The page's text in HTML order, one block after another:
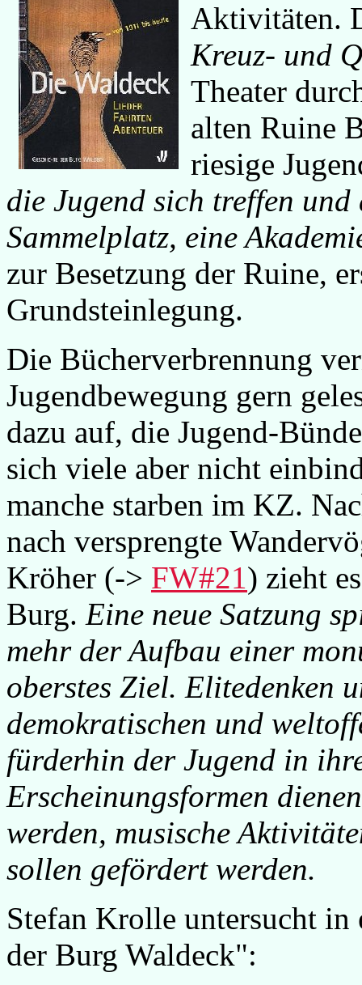
Aktivitäten.
Kreuz- und
Theater
alten Ruine
riesige
die Jugend sich treffen
Sammelplatz, eine
zur Besetzung der Ruine,
Grundsteinlegung.
Die Bücherverbrennung
Jugendbewegung gern
dazu auf, die Jugend-
sich viele aber nicht
manche starben im KZ.
nach versprengte
Kröher (-> FW#21) zieht
Burg. Eine neue Satzung
mehr der Aufbau einer
oberstes Ziel. Elitedenken
demokratischen und
fürderhin der Jugend in
Erscheinungsformen
werden, musische
sollen gefördert werden.
Stefan Krolle untersucht
der Burg Waldeck":